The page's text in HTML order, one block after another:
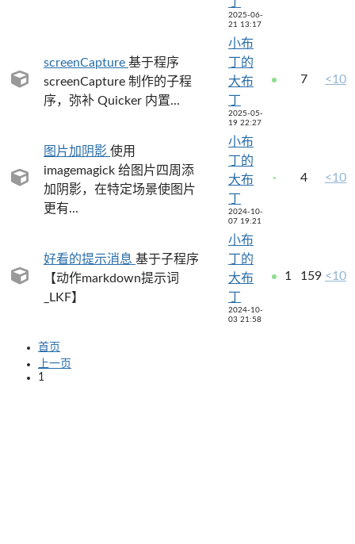
2025-06-
21 13:17
screenCapture 基于程序
screenCapture 制作的子程
序，弥补 Quicker 内置...
小布
丁的
大布
2025-05-
19 22:27
7 <10
图片加阴影 使用
imagemagick 给图片四周添
加阴影，在特定场景使图片
更有...
小布
丁的
大布
2024-10-
07 19:21
4 <10
好看的提示消息 基于子程序
【动作markdown提示词
_LKF】
小布
丁的
大布
2024-10-
03 21:58
1 159 <10
首页
上一页
1